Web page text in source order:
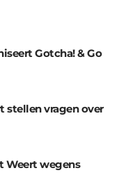
Gotcha! & Go
stellen vragen over
Weert wegens